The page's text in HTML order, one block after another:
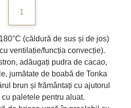
1
(căldură de sus și de jos)
ventilație/funcția convecție).
adăugați pudra de cacao,
jumătate de boabă de Tonka
brun și frământați cu ajutorul
paletele pentru aluat.